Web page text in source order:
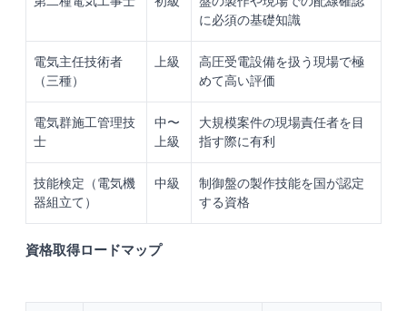
に必須の基礎知識
電気主任技術者
（三種）
上級
高圧受電設備を扱う現場で極
めて高い評価
電気群施工管理技
士
中〜
上級
大規模案件の現場責任者を目
指す際に有利
技能検定（電気機
器組立て）
中級
制御盤の製作技能を国が認定
する資格
資格取得ロードマップ